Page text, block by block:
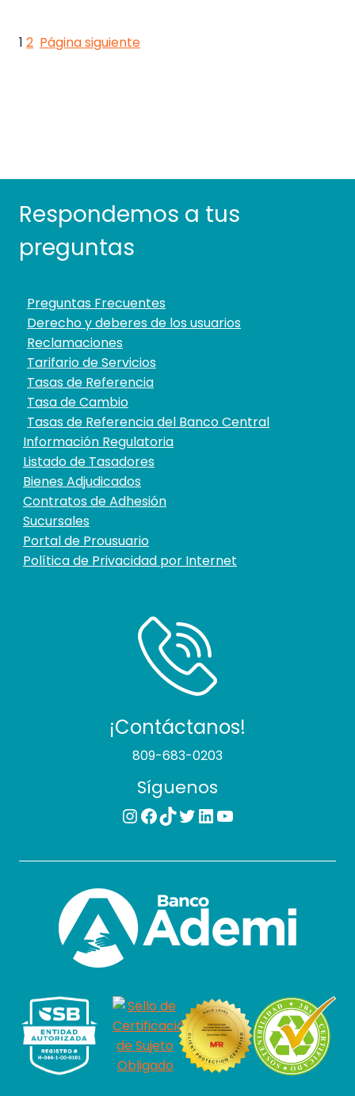
1 2 Página siguiente
Respondemos a tus
preguntas
Preguntas Frecuentes
Derecho y deberes de los usuarios
Reclamaciones
Tarifario de Servicios
Tasas de Referencia
Tasa de Cambio
Tasas de Referencia del Banco Central
Información Regulatoria
Listado de Tasadores
Bienes Adjudicados
Contratos de Adhesión
Sucursales
Portal de Prousuario
Política de Privacidad por Internet
¡Contáctanos!
809-683-0203
Síguenos
Instagram
Facebook
TikTok
Twitter
LinkedIn
YouTube